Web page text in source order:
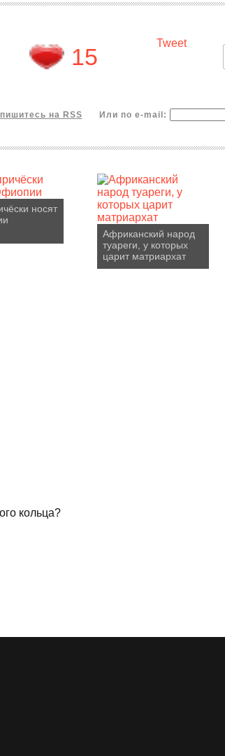
15
Tweet
на RSS Или по e-mail:
носят
Африканский народ
туареги, у которых
царит матриархат
кольца?